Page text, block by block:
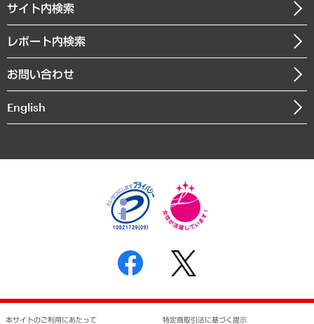
まちづくり・観光・交通・スポーツ・スマートシティ
自然資源・農林水産業・食料システム
メディア掲載・出演
沿革
組織図・本部部室紹介
インドネシア現地法人
個人情報保護方針
反社会的勢力に対する基本方針
書面による個人情報の開示等の請求の手続きについて
サイト内検索
レポート内検索
お問い合わせ
English
本サイトのご利用にあたって 特定商取引法に基づく提示